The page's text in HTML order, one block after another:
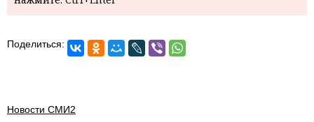
Поделиться:
Новости СМИ2